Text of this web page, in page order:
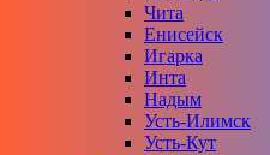
Чита
Енисейск
Игарка
Инта
Надым
Усть-Илимск
Усть-Кут